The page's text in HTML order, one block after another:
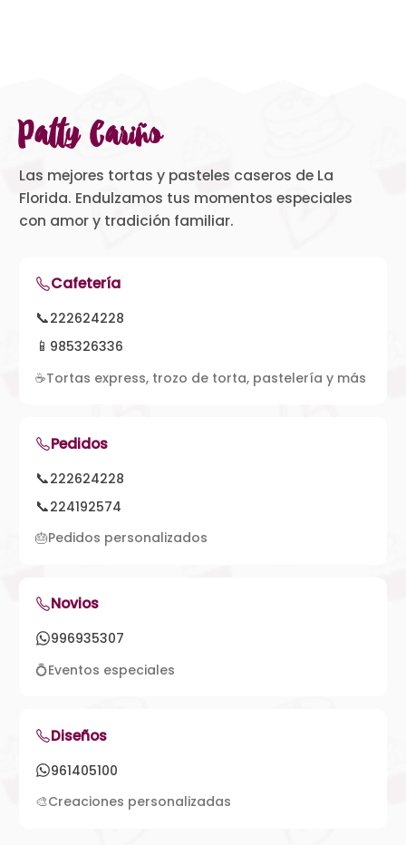
Patty Cariño
Las mejores tortas y pasteles caseros de La
Florida. Endulzamos tus momentos especiales
con amor y tradición familiar.
Cafetería
📞222624228
📱 985326336
☕Tortas express, trozo de torta, pastelería y más
Pedidos
📞222624228
📞224192574
🎂Pedidos personalizados
Novios
996935307
💍Eventos especiales
Diseños
961405100
🎨Creaciones personalizadas